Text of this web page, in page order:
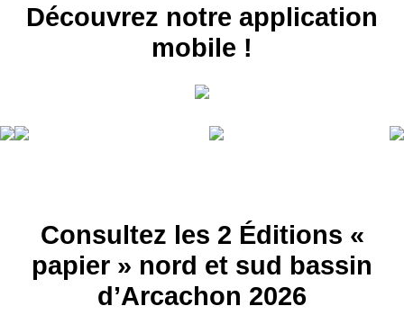
Découvrez notre application
mobile !
Consultez les 2 Éditions «
papier » nord et sud bassin
d’Arcachon 2026